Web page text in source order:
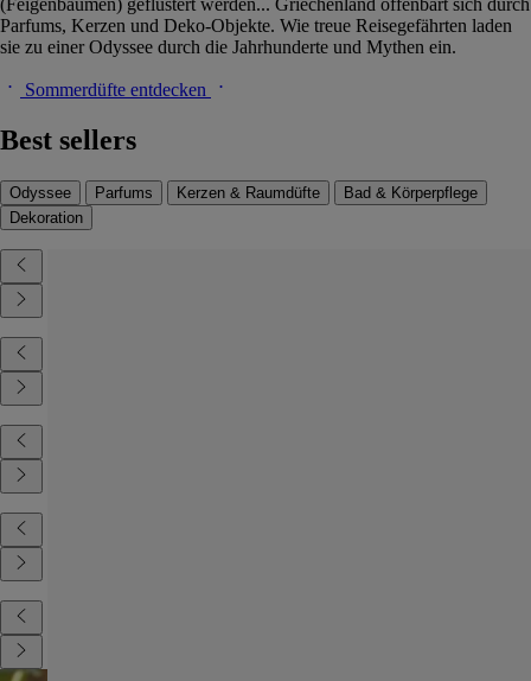
Parfums, Kerzen und Deko-Objekte. Wie treue Reisegefährten laden
sie zu einer Odyssee durch die Jahrhunderte und Mythen ein.
Sommerdüfte entdecken
Best sellers
Odyssee Parfums Kerzen & Raumdüfte
Bad & Körperpflege
Dekoration